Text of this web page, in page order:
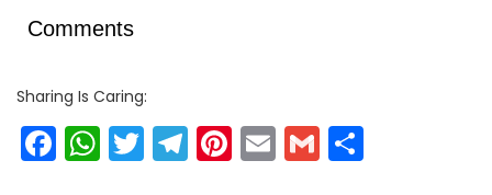
Comments
Sharing Is Caring:
Facebook
WhatsApp
Twitter
Telegram
Pinterest
EmailGmail